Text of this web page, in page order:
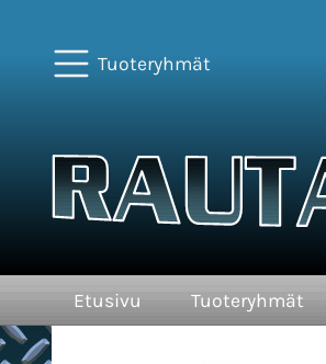
Tuoteryhmät
Etusivu Tuoteryhmät